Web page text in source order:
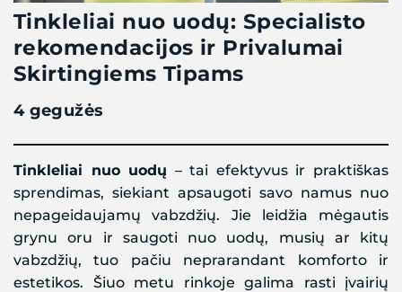
4 gegužės
Tinkleliai nuo uodų: Specialisto
rekomendacijos ir Privalumai
Skirtingiems Tipams
Tinkleliai nuo uodų – tai efektyvus ir praktiškas
sprendimas, siekiant apsaugoti savo namus nuo
nepageidaujamų vabzdžių. Jie leidžia mėgautis
grynu oru ir saugoti nuo uodų, musių ar kitų
vabzdžių, tuo pačiu neprarandant komforto ir
estetikos. Šiuo metu rinkoje galima rasti įvairių